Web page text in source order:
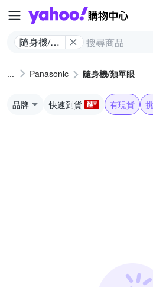
隨身機/類
Panasonic 隨身機/類單眼
品牌 快速到貨 有現貨